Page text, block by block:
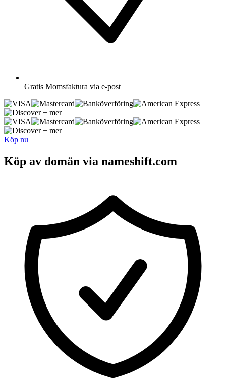
Gratis Momsfaktura via e-post
+ mer
+ mer
Köp nu
Köp av domän via nameshift.com